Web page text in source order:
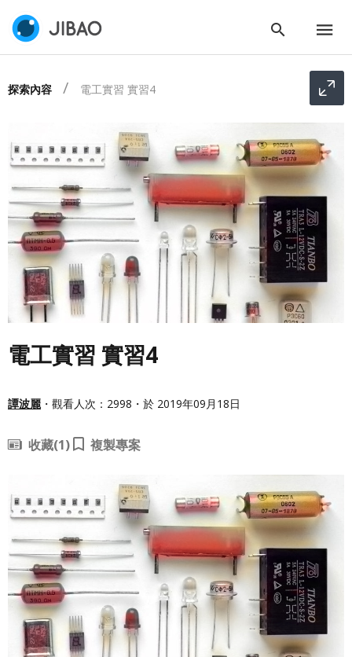
探索內容 電工實習 實習4
電工實習 實習4
譚波麗 ・觀看人次：2998・於 2019年09月18日
收藏(1) 複製專案